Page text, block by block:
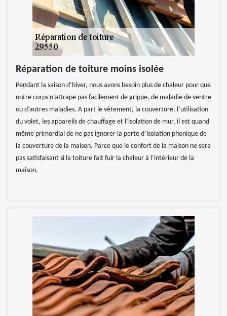
Réparation de toiture moins isolée
Pendant la saison d’hiver, nous avons besoin plus de chaleur pour que
notre corps n’attrape pas facilement de grippe, de maladie de ventre
ou d’autres maladies. A part le vêtement, la couverture, l’utilisation
du volet, les appareils de chauffage et l’isolation de mur, il est quand
même primordial de ne pas ignorer la perte d’isolation phonique de
la couverture de la maison. Parce que le confort de la maison ne sera
pas satisfaisant si la toiture fait fuir la chaleur à l’intérieur de la
maison.